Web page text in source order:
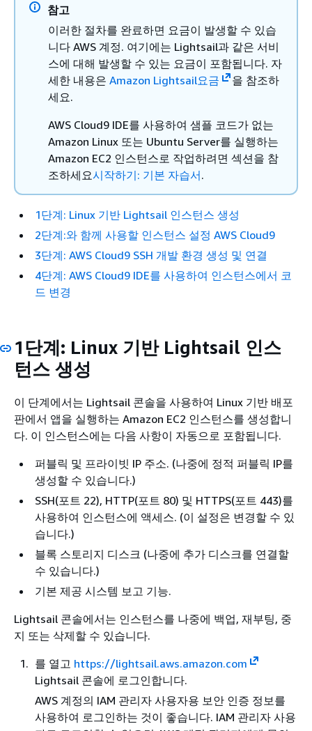
참고
이러한 절차를 완료하면 요금이 발생할 수 있습
니다 AWS 계정. 여기에는 Lightsail과 같은 서비
스에 대해 발생할 수 있는 요금이 포함됩니다. 자
세한 내용은 Amazon Lightsail요금
을 참조하
세요.
AWS Cloud9 IDE를 사용하여 샘플 코드가 없는
Amazon Linux 또는 Ubuntu Server를 실행하는
Amazon EC2 인스턴스로 작업하려면 섹션을 참
조하세요시작하기: 기본 자습서.
1단계: Linux 기반 Lightsail 인스턴스 생성
2단계:와 함께 사용할 인스턴스 설정 AWS Cloud9
3단계: AWS Cloud9 SSH 개발 환경 생성 및 연결
4단계: AWS Cloud9 IDE를 사용하여 인스턴스에서 코
드 변경
1단계: Linux 기반 Lightsail 인스
턴스 생성
이 단계에서는 Lightsail 콘솔을 사용하여 Linux 기반 배포
판에서 앱을 실행하는 Amazon EC2 인스턴스를 생성합니
다. 이 인스턴스에는 다음 사항이 자동으로 포함됩니다.
퍼블릭 및 프라이빗 IP 주소. (나중에 정적 퍼블릭 IP를
생성할 수 있습니다.)
SSH(포트 22), HTTP(포트 80) 및 HTTPS(포트 443)를
사용하여 인스턴스에 액세스. (이 설정은 변경할 수 있
습니다.)
블록 스토리지 디스크 (나중에 추가 디스크를 연결할
수 있습니다.)
기본 제공 시스템 보고 기능.
Lightsail 콘솔에서는 인스턴스를 나중에 백업, 재부팅, 중
지 또는 삭제할 수 있습니다.
를 열고 https://lightsail.aws.amazon.com
Lightsail 콘솔에 로그인합니다.
AWS 계정의 IAM 관리자 사용자용 보안 인증 정보를
사용하여 로그인하는 것이 좋습니다. IAM 관리자 사용